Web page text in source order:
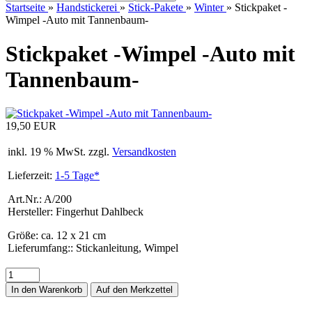
Startseite » Handstickerei » Stick-Pakete » Winter » Stickpaket -
Wimpel -Auto mit Tannenbaum-
Stickpaket -Wimpel -Auto mit
Tannenbaum-
19,50 EUR
inkl. 19 % MwSt. zzgl. Versandkosten
Lieferzeit: 1-5 Tage*
Art.Nr.: A/200
Hersteller: Fingerhut Dahlbeck
Größe: ca. 12 x 21 cm
Lieferumfang:: Stickanleitung, Wimpel
In den Warenkorb